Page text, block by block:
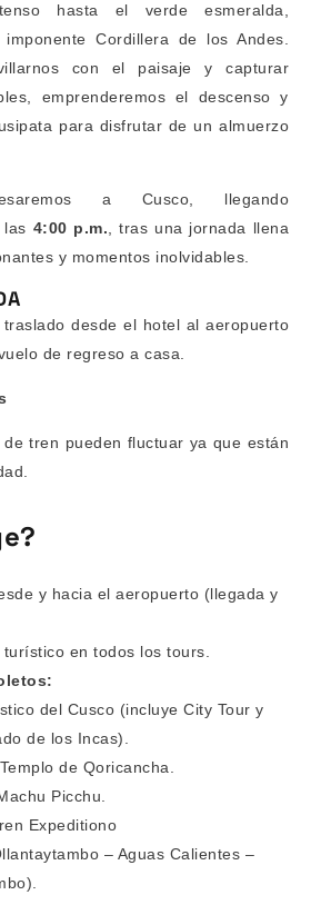
hasta el verde esmeralda,
Cordillera de los Andes.
con el paisaje y capturar
emprenderemos el descenso y
para disfrutar de un almuerzo
a Cusco, llegando
las 4:00 p.m. , tras una jornada llena
y momentos inolvidables.
desde el hotel al aeropuerto
de regreso a casa.
de tren pueden fluctuar ya que están
y hacia el aeropuerto (llegada y
en todos los tours.
del Cusco (incluye City Tour y
de los Incas).
de Qoricancha.
Picchu.
Expeditiono
– Aguas Calientes –